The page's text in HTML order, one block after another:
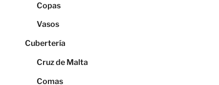
Copas
Vasos
Cubertería
Cruz de Malta
Comas